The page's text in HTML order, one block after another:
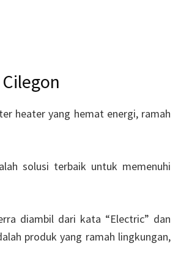
heater yang hemat energi, ramah
solusi terbaik untuk memenuhi
diambil dari kata “Electric” dan
produk yang ramah lingkungan,